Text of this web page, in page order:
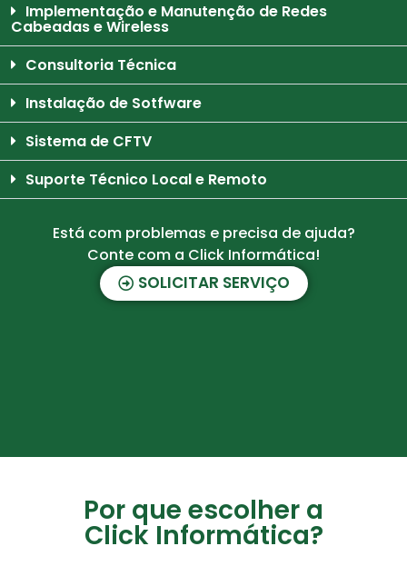
Implementação e Manutenção de Redes
Cabeadas e Wireless
Consultoria Técnica
Instalação de Sotfware
Sistema de CFTV
Suporte Técnico Local e Remoto
Está com problemas e precisa de ajuda?
Conte com a Click Informática!
SOLICITAR SERVIÇO
Por que escolher a
Click Informática?